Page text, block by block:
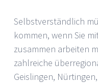
Selbstverständlich
kommen, wenn Sie
zusammen arbeiten
zahlreiche
Geislingen,